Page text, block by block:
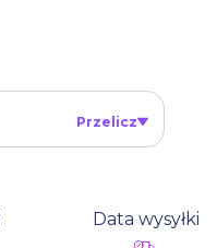
Przelicz
Data wysyłki